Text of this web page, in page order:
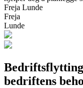
Freja Lunde
Freja
Lunde
bedriftens